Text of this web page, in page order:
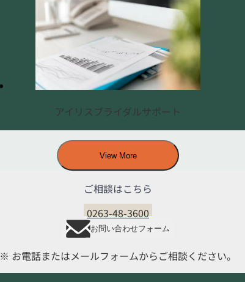
アイリスブライダルサポート
View More
ご相談はこちら
0263-48-3600
お問い合わせフォーム
※ お電話またはメールフォームからご相談ください。